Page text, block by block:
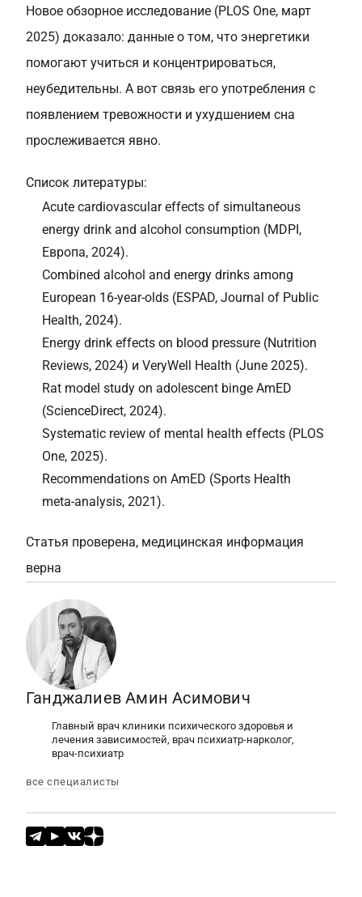
Новое обзорное исследование (PLOS One, март
2025) доказало: данные о том, что энергетики
помогают учиться и концентрироваться,
неубедительны. А вот связь его употребления с
появлением тревожности и ухудшением сна
прослеживается явно.
Список литературы:
Acute cardiovascular effects of simultaneous
energy drink and alcohol consumption (MDPI,
Европа, 2024).
Combined alcohol and energy drinks among
European 16‑year‑olds (ESPAD, Journal of Public
Health, 2024).
Energy drink effects on blood pressure (Nutrition
Reviews, 2024) и VeryWell Health (June 2025).
Rat model study on adolescent binge AmED
(ScienceDirect, 2024).
Systematic review of mental health effects (PLOS
One, 2025).
Recommendations on AmED (Sports Health
meta‑analysis, 2021).
Статья проверена, медицинская информация
верна
Ганджалиев Амин Асимович
Главный врач клиники психического здоровья и
лечения зависимостей, врач психиатр-нарколог,
врач-психиатр
все специалисты